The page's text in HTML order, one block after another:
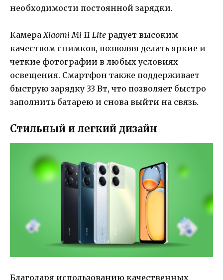
необходимости постоянной зарядки.
Камера Xiaomi Mi 11 Lite радует высоким
качеством снимков, позволяя делать яркие и
четкие фотографии в любых условиях
освещения. Смартфон также поддерживает
быструю зарядку 33 Вт, что позволяет быстро
заполнить батарею и снова выйти на связь.
Стильный и легкий дизайн
Благодаря использованию качественных